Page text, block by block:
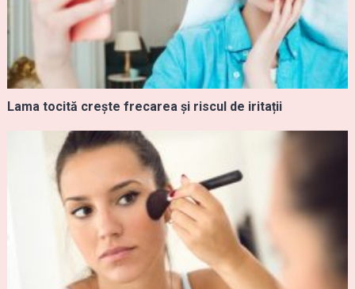
Lama tocită crește frecarea și riscul de iritații